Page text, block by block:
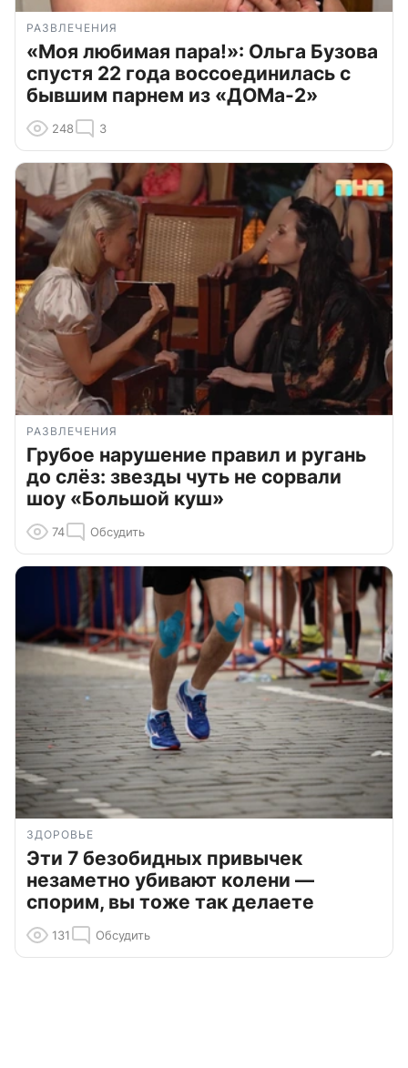
РАЗВЛЕЧЕНИЯ
«Моя любимая пара!»: Ольга Бузова
спустя 22 года воссоединилась с
бывшим парнем из «ДОМа-2»
248 3
РАЗВЛЕЧЕНИЯ
Грубое нарушение правил и ругань
до слёз: звезды чуть не сорвали
шоу «Большой куш»
74 Обсудить
ЗДОРОВЬЕ
Эти 7 безобидных привычек
незаметно убивают колени —
спорим, вы тоже так делаете
131 Обсудить